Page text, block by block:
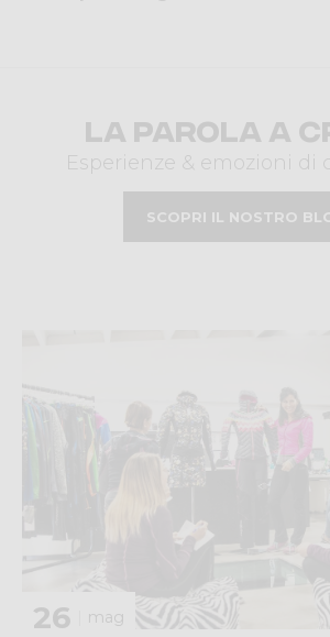
La parola a
Esperienze & emozioni di
SCOPRI IL NOSTRO
26 mag